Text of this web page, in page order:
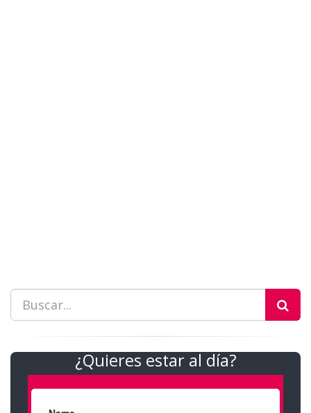
¿Quieres estar al día?